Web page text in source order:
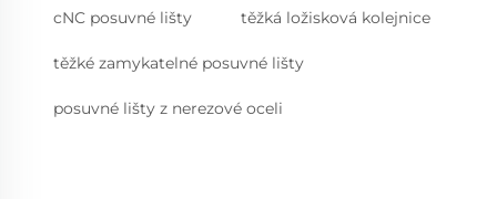
cNC posuvné lišty těžká ložisková kolejnice
těžké zamykatelné posuvné lišty
posuvné lišty z nerezové oceli